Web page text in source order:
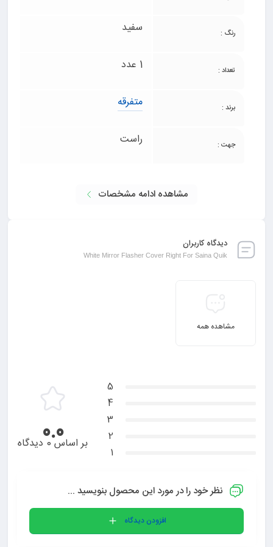
رنگ : سفید
تعداد : 1 عدد
برند : متفرقه
جهت : راست
مشاهده ادامه مشخصات
دیدگاه کاربران
White Mirror Flasher Cover Right For Saina Quik
مشاهده همه
5
4
3
2
1
0.0بر اساس 0 دیدگاه
نظر خود را در مورد این محصول بنویسید ...
افزودن دیدگاه